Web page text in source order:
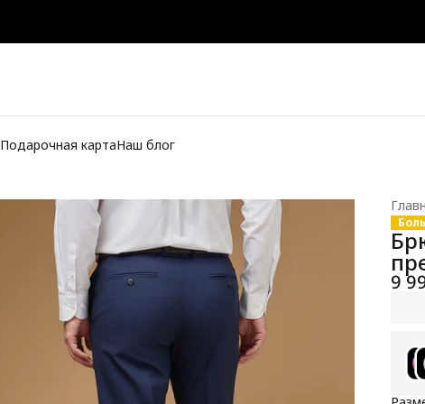
Подарочная картаНаш блог
9